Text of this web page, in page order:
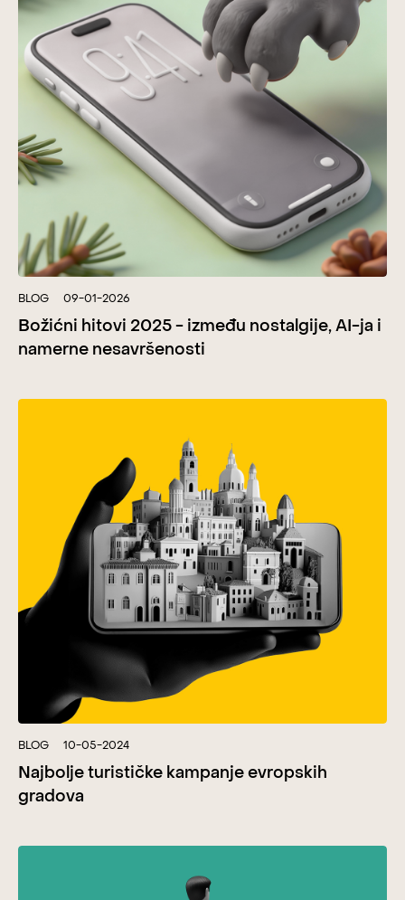
BLOG 09-01-2026
Božićni hitovi 2025 - između nostalgije, AI-ja i
namerne nesavršenosti
BLOG 10-05-2024
Najbolje turističke kampanje evropskih
gradova